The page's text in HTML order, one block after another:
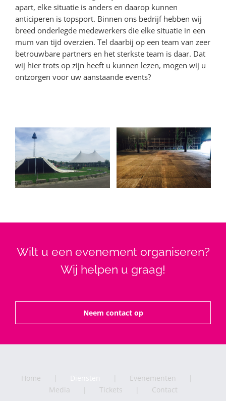
apart, elke situatie is anders en daarop kunnen
anticiperen is topsport. Binnen ons bedrijf hebben wij
breed onderlegde medewerkers die elke situatie in een
mum van tijd overzien. Tel daarbij op een team van zeer
betrouwbare partners en het sterkste team is daar. Dat
wij hier trots op zijn heeft u kunnen lezen, mogen wij u
ontzorgen voor uw aanstaande events?
Wilt u een evenement organiseren?
Wij helpen u graag!
Neem contact op
Home
Evenementen
Media
Tickets Contact